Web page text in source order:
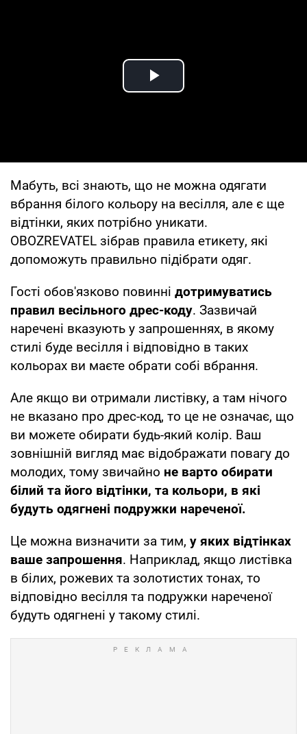
Play Video
Мабуть, всі знають, що не можна одягати
вбрання білого кольору на весілля, але є ще
відтінки, яких потрібно уникати.
OBOZREVATEL зібрав правила етикету, які
допоможуть правильно підібрати одяг.
Гості обов'язково повинні дотримуватись
правил весільного дрес-коду. Зазвичай
наречені вказують у запрошеннях, в якому
стилі буде весілля і відповідно в таких
кольорах ви маєте обрати собі вбрання.
Але якщо ви отримали листівку, а там нічого
не вказано про дрес-код, то це не означає, що
ви можете обирати будь-який колір. Ваш
зовнішній вигляд має відображати повагу до
молодих, тому звичайно не варто обирати
білий та його відтінки, та кольори, в які
будуть одягнені подружки нареченої.
Це можна визначити за тим, у яких відтінках
ваше запрошення. Наприклад, якщо листівка
в білих, рожевих та золотистих тонах, то
відповідно весілля та подружки нареченої
будуть одягнені у такому стилі.